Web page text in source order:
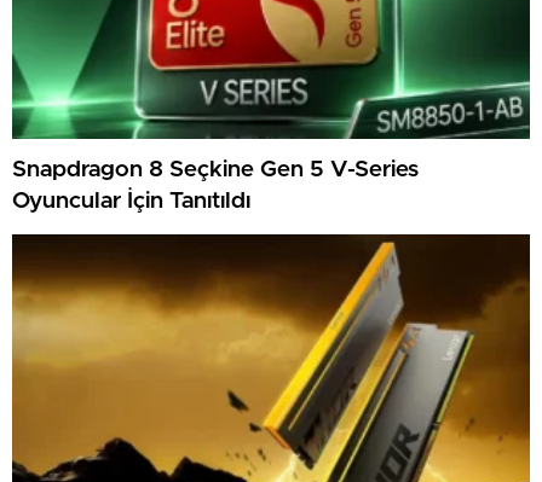
Snapdragon 8 Seçkine Gen 5 V-Series
Oyuncular İçin Tanıtıldı